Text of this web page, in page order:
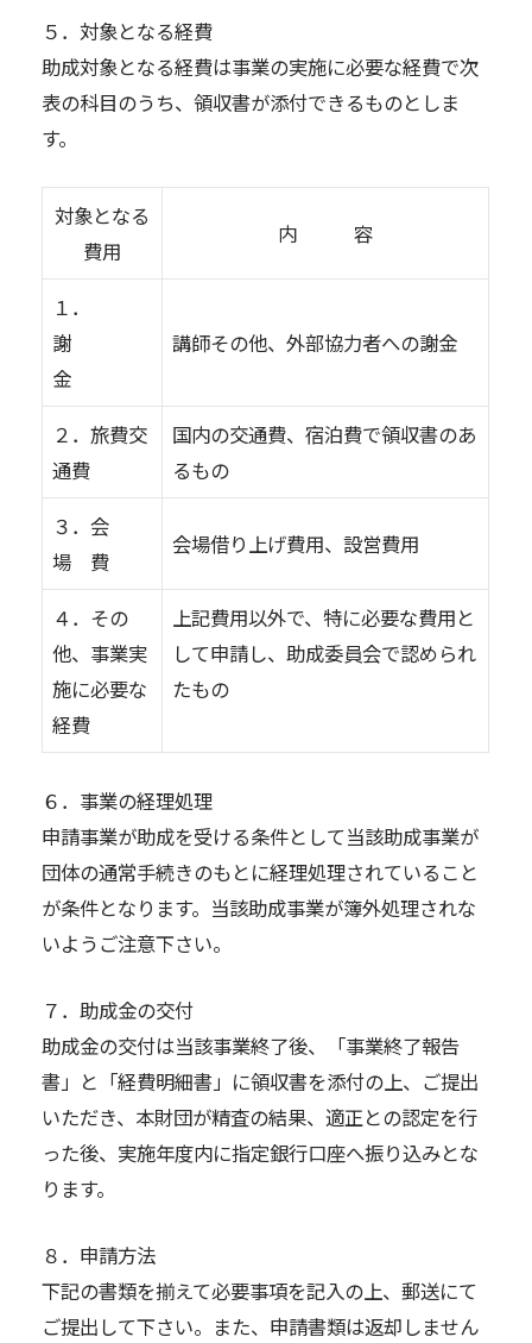
５．対象となる経費
助成対象となる経費は事業の実施に必要な経費で次
表の科目のうち、領収書が添付できるものとしま
す。
対象となる
費用
内 容
１．
謝
金
講師その他、外部協力者への謝金
２．旅費交
通費
国内の交通費、宿泊費で領収書のあ
るもの
３．会
場 費
会場借り上げ費用、設営費用
４．その
他、事業実
施に必要な
経費
上記費用以外で、特に必要な費用と
して申請し、助成委員会で認められ
たもの
６．事業の経理処理
申請事業が助成を受ける条件として当該助成事業が
団体の通常手続きのもとに経理処理されていること
が条件となります。当該助成事業が簿外処理されな
いようご注意下さい。
７．助成金の交付
助成金の交付は当該事業終了後、「事業終了報告
書」と「経費明細書」に領収書を添付の上、ご提出
いただき、本財団が精査の結果、適正との認定を行
った後、実施年度内に指定銀行口座へ振り込みとな
ります。
８．申請方法
下記の書類を揃えて必要事項を記入の上、郵送にて
ご提出して下さい。また、申請書類は返却しません